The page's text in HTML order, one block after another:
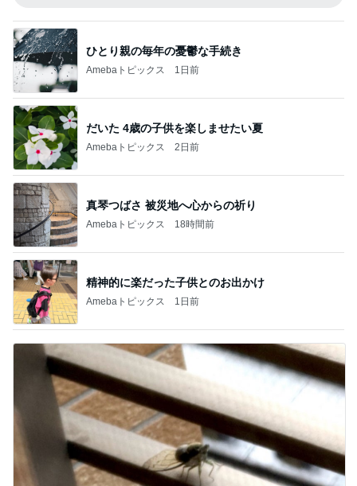
ひとり親の毎年の憂鬱な手続き
Amebaトピックス 1日前
だいた 4歳の子供を楽しませたい夏
Amebaトピックス 2日前
真琴つばさ 被災地へ心からの祈り
Amebaトピックス 18時間前
精神的に楽だった子供とのお出かけ
Amebaトピックス 1日前